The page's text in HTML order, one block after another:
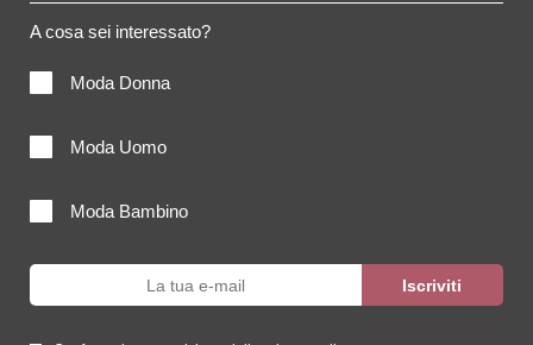
A cosa sei interessato?
Moda Donna
Moda Uomo
Moda Bambino